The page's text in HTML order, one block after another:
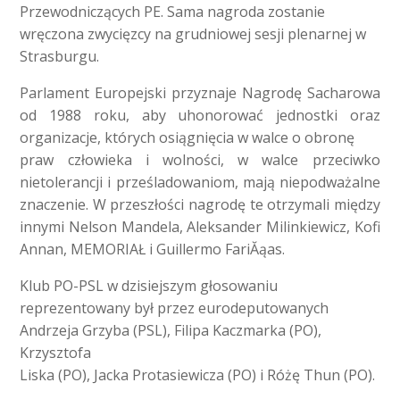
Przewodniczących PE. Sama nagroda zostanie
wręczona zwycięzcy na grudniowej sesji plenarnej w
Strasburgu.
Parlament Europejski przyznaje Nagrodę Sacharowa
od 1988 roku, aby uhonorować jednostki oraz
organizacje, których osiągnięcia w walce o obronę
praw człowieka i wolności, w walce przeciwko
nietolerancji i prześladowaniom, mają niepodważalne
znaczenie. W przeszłości nagrodę te otrzymali między
innymi Nelson Mandela, Aleksander Milinkiewicz, Kofi
Annan, MEMORIAŁ i Guillermo FariĂąas.
Klub PO-PSL w dzisiejszym głosowaniu
reprezentowany był przez eurodeputowanych
Andrzeja Grzyba (PSL), Filipa Kaczmarka (PO),
Krzysztofa
Liska (PO), Jacka Protasiewicza (PO) i Różę Thun (PO).